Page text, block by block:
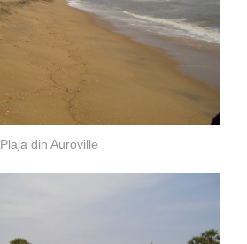
Plaja din Auroville